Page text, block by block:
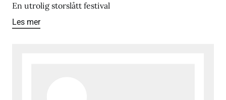
En utrolig storslått festival
Les mer